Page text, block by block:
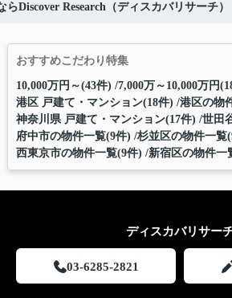
Discover Research（ディスカバリサーチ）
おすすめこだわり特集
10,000万円～(43件) 7,000万～10,000万円
港区 戸建て・マンション(18件) 港区の物
神奈川県 戸建て・マンション(17件) 世田
府中市の物件一覧(9件) 杉並区の物件一覧
西東京市の物件一覧(9件) 新宿区の物件一
ディスカバリサー
03-6285-2821